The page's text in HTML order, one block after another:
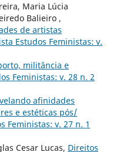
Maria Lúcia
Balieiro ,
de artistas
Estudos Feministas: v.
militância e
Feministas: v. 28 n. 2
afinidades
e estéticas pós/
Feministas: v. 27 n. 1
Cesar Lucas, Direitos